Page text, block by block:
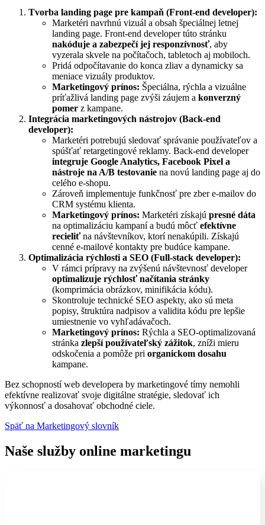
Tvorba landing page pre kampaň (Front-end developer):
Marketéri navrhnú vizuál a obsah špeciálnej letnej
landing page. Front-end developer túto stránku
nakóduje a zabezpečí jej responzívnosť, aby
vyzerala skvele na počítačoch, tabletoch aj mobiloch.
Pridá odpočítavanie do konca zliav a dynamicky sa
meniace vizuály produktov.
Marketingový prínos: Špeciálna, rýchla a vizuálne
príťažlivá landing page zvýši záujem a konverzný
pomer z kampane.
Integrácia marketingových nástrojov (Back-end
developer):
Marketéri potrebujú sledovať správanie používateľov a
spúšťať retargetingové reklamy. Back-end developer
integruje Google Analytics, Facebook Pixel a
nástroje na A/B testovanie na novú landing page aj do
celého e-shopu.
Zároveň implementuje funkčnosť pre zber e-mailov do
CRM systému klienta.
Marketingový prínos: Marketéri získajú presné dáta
na optimalizáciu kampaní a budú môcť efektívne
recieliťna návštevníkov, ktorí nenakúpili. Získajú
cenné e-mailové kontakty pre budúce kampane.
Optimalizácia rýchlosti a SEO (Full-stack developer):
V rámci prípravy na zvýšenú návštevnosť developer
optimalizuje rýchlosť načítania stránky
(komprimácia obrázkov, minifikácia kódu).
Skontroluje technické SEO aspekty, ako sú meta
popisy, štruktúra nadpisov a validita kódu pre lepšie
umiestnenie vo vyhľadávačoch.
Marketingový prínos: Rýchla a SEO-optimalizovaná
stránka zlepší používateľský zážitok, zníži mieru
odskočenia a pomôže pri organickom dosahu
kampane.
Bez schopností web developera by marketingové tímy nemohli
efektívne realizovať svoje digitálne stratégie, sledovať ich
výkonnosť a dosahovať obchodné ciele.
Späť na Marketingový slovník
Naše služby online marketingu